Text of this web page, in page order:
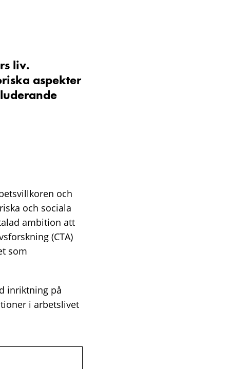
liv.
aspekter
och
och sociala
ambition att
(CTA)
som
inriktning på
i arbetslivet